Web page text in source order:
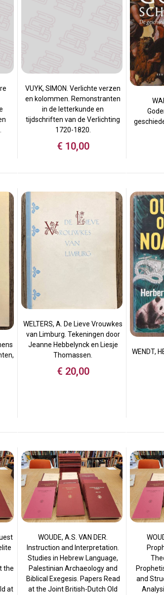
VUYK, SIMON. Verlichte verzen
en kolommen. Remonstranten
in de letterkunde en
tijdschriften van de Verlichting
1720-1820.
€ 10,00
WELTERS, A. De Lieve Vrouwkes
van Limburg. Tekeningen door
Jeanne Hebbelynck en Liesje
Thomassen.
€ 20,00
WENDT,
the
at
WOUDE, A.S. VAN DER.
Instruction and Interpretation.
Studies in Hebrew Language,
Palestinian Archaeology and
Biblical Exegesis. Papers Read
at the Joint British-Dutch Old
and